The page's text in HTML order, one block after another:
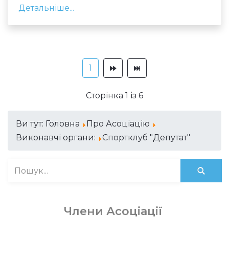
Детальніше...
1
Сторінка 1 із 6
Ви тут: Головна
Про Асоціацію
Виконавчі органи:
Спортклуб "Депутат"
Члени Асоціації